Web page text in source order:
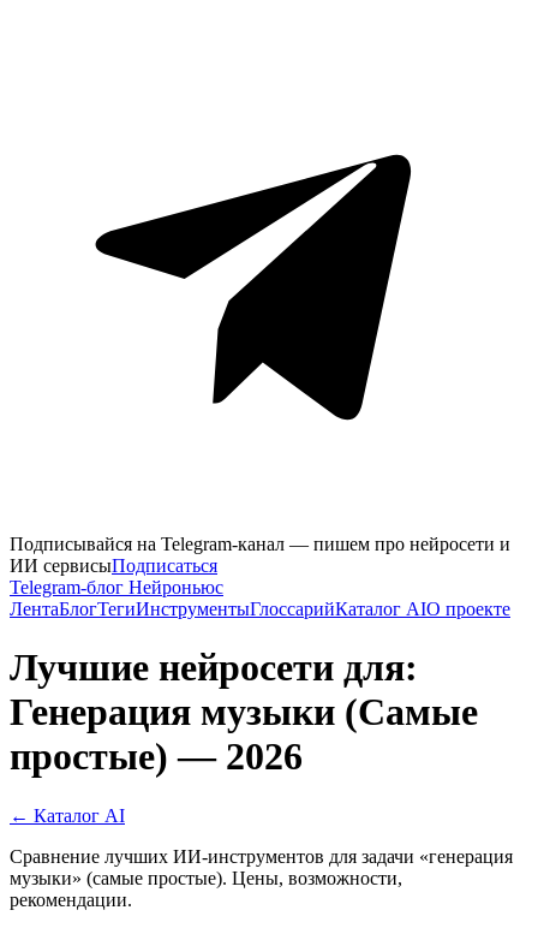
Подписывайся на Telegram-канал — пишем про нейросети и
ИИ сервисыПодписаться
Telegram-блог Нейроньюс
ЛентаБлогТегиИнструментыГлоссарийКаталог AIО проекте
Лучшие нейросети для:
Генерация музыки (Самые
простые) — 2026
← Каталог AI
Сравнение лучших ИИ-инструментов для задачи «генерация
музыки» (самые простые). Цены, возможности,
рекомендации.